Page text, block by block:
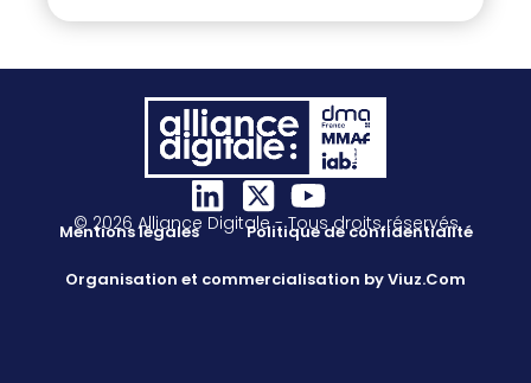
© 2026 Alliance Digitale - Tous droits réservés
Mentions légales Politique de confidentialité
Organisation et commercialisation by Viuz.Com